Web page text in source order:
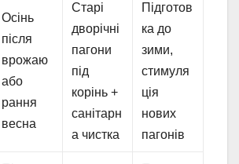
Осінь
після
врожаю
або
рання
весна
Старі
дворічні
пагони
під
корінь +
санітарн
а чистка
Підготов
ка до
зими,
стимуля
ція
нових
пагонів